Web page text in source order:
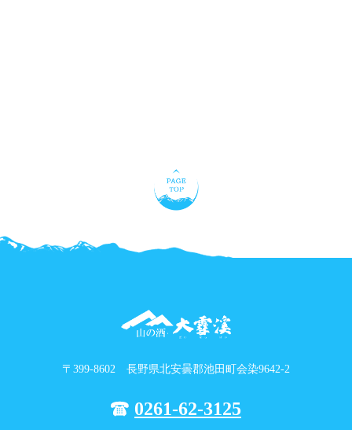
〒399-8602 長野県北安曇郡池田町会染9642-2
0261-62-3125